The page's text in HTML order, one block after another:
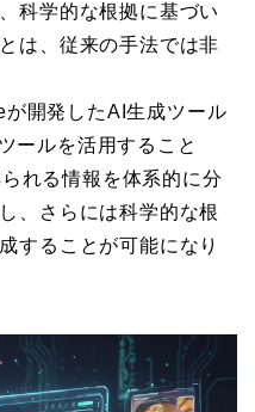
科学的な根拠に基づい
は、従来の手法では非
開発したAI生成ツール
ールを活用すること
れる情報を体系的に分
、さらには科学的な根
することが可能になり